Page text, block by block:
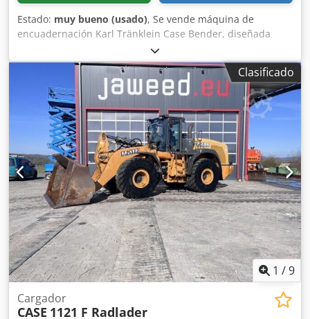
Estado: muy bueno (usado), Se vende máquina de
encuadernación Karl Tränklein Case Bender, diseñada
para dar forma y curvar los lomos de las cubiertas de
libros de tapa dura. El dispositivo proporciona a las
cubiertas el radio adecuado, lo que permite que se ajusten
perfectamente al bloque del libro. La máquina está
equipada con rodillos ajustables que permiten adaptarse
a diferentes grosores de cubiertas. Su robusta estructura
de hierro fundido garantiza una alta precisión y una larga
vida útil. Dkodpfx Aoziwnbskqer Datos técnicos:
Fabricante: Karl Tränklein Tipo: Case Bender / máquina
para dar forma a lomos Ancho de trabajo: aprox. 600 mm
Ajuste de la presión de los rodillos Estructura estable de
hierro fundido Accionamiento eléctrico Mesa de trabajo
Estado: usada Aplicaciones: producción de libros de tapa
dura, encuadernaciones, imprentas, empresas de artes
gráficas, producción de álbumes, catálogos y
encuadernaciones.
Clasificado
1 /9
Cargador
CASE 1121 F Radlader